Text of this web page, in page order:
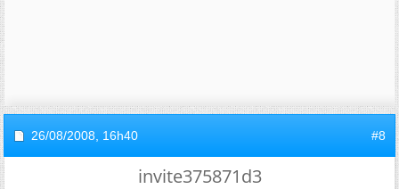
26/08/2008, 16h40 #8
invite375871d3